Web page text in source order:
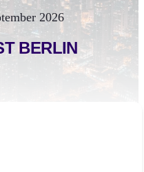
2026
BERLIN